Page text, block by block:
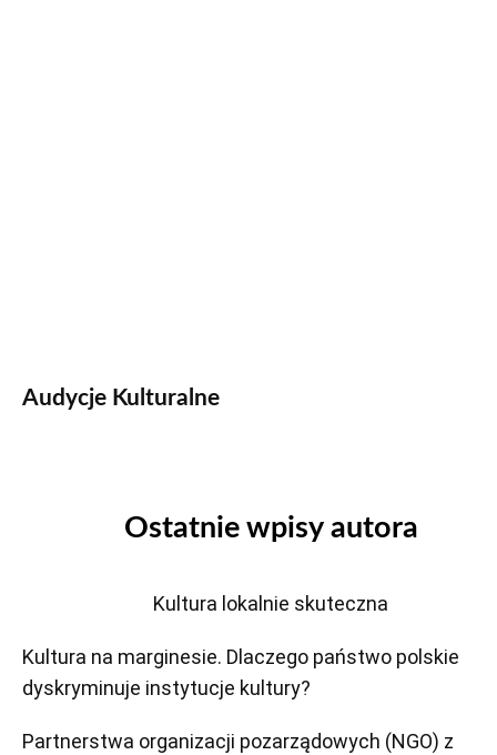
Audycje Kulturalne
Ostatnie wpisy autora
Kultura lokalnie skuteczna
Kultura na marginesie. Dlaczego państwo polskie
dyskryminuje instytucje kultury?
Partnerstwa organizacji pozarządowych (NGO) z